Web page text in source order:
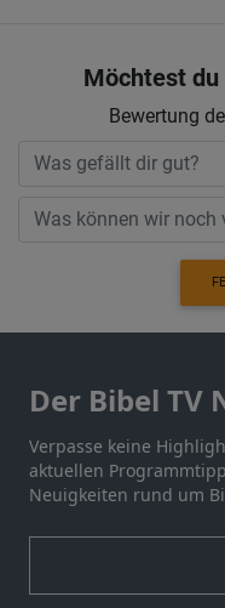
Möchtest du
Bewertung
Der Bibel TV
Verpasse keine
aktuellen
Neuigkeiten rund um